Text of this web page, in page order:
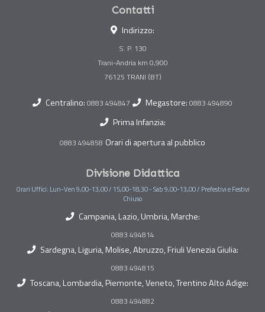
Contatti
Indirizzo:
S. P. 130
Trani-Andria km 0,900
Centralino: 0883 494847 Megastore: 0883 494890
Prima Infanzia:
0883 494858 Orari di apertura al pubblico
Divisione Didattica
Orari Uffici: Lun-Ven 9,00-13,00 / 15,00-18,30 - Sab 9,00-13,00 / Prefestivi e Festivi
Chiuso
Campania, Lazio, Umbria, Marche:
0883 494814
Sardegna, Liguria, Molise, Abruzzo, Friuli Venezia Giulia:
0883 494815
Toscana, Lombardia, Piemonte, Veneto, Trentino Alto Adige:
0883 494882